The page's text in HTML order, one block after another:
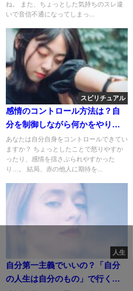
ね。 また、ちょっとした気持ちのスレ違
いで音信不通になってしまっ...
スピリチュアル
感情のコントロール方法は？自
分を制御しながら何かをやり続
ける方法
あなたは自分自身をコントロールできてい
ますか？ ちょっとしたことで怒りやすか
ったり、感情を揺さぶられやすかった
り…。 結局、赤の他人に期待を...
人生
自分第一主義でいいの？「自分
の人生は自分のもの」で行くべ